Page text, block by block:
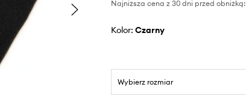
Najniższa cena z 30 dni przed obniżką:
Kolor: czarny
Wybierz rozmiar